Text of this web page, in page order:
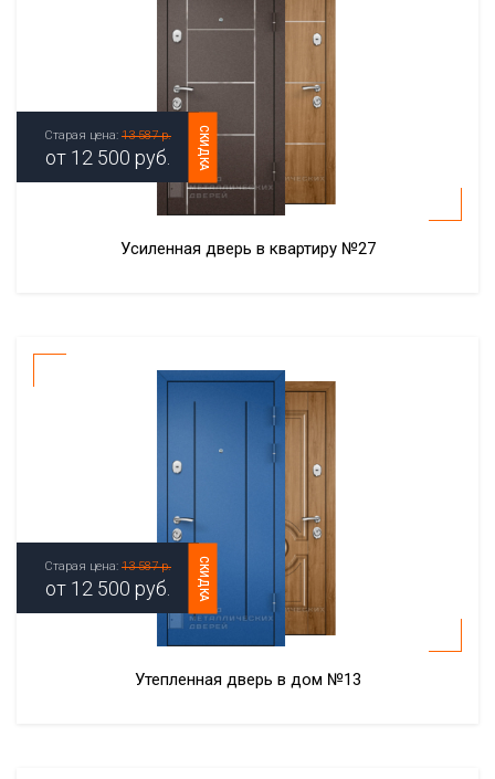
СКИДКА
Старая цена: 13 587 р.
от 12 500 руб.
Усиленная дверь в квартиру №27
СКИДКА
Старая цена: 13 587 р.
от 12 500 руб.
Утепленная дверь в дом №13